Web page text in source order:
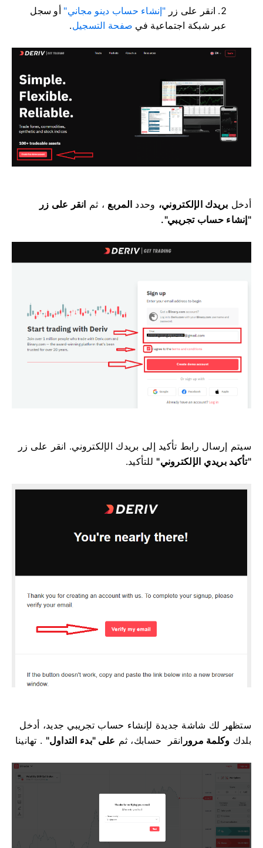
انقر على زر "إنشاء حساب دينو مجاني" أو سجل
عبر شبكة اجتماعية في صفحة التسجيل.
أدخل بريدك الإلكتروني، وحدد المربع ، ثم انقر على زر
"إنشاء حساب تجريبي".
سيتم إرسال رابط تأكيد إلى بريدك الإلكتروني. انقر على زر
"تأكيد بريدي الإلكتروني" للتأكيد.
ستظهر لك شاشة جديدة لإنشاء حساب تجريبي جديد، أدخل
بلدك وكلمة مرور حسابك، ثم انقر على "بدء التداول" . تهانينا